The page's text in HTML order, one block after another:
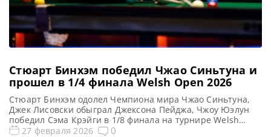
Стюарт Бинхэм победил Чжао Синьтуна и
прошел в 1/4 финала Welsh Open 2026
Стюарт Бинхэм одолел Чемпиона мира Чжао Синьтуна,
Джек Лисовски обыграл Джексона Пейджа, Чжоу Юэлун
победил Сэма Крэйги в 1/8 финала на турнире Welsh
Open 2026, сообщает WST Стюарт Бинхэм разрушил
27 февраля 2026 0